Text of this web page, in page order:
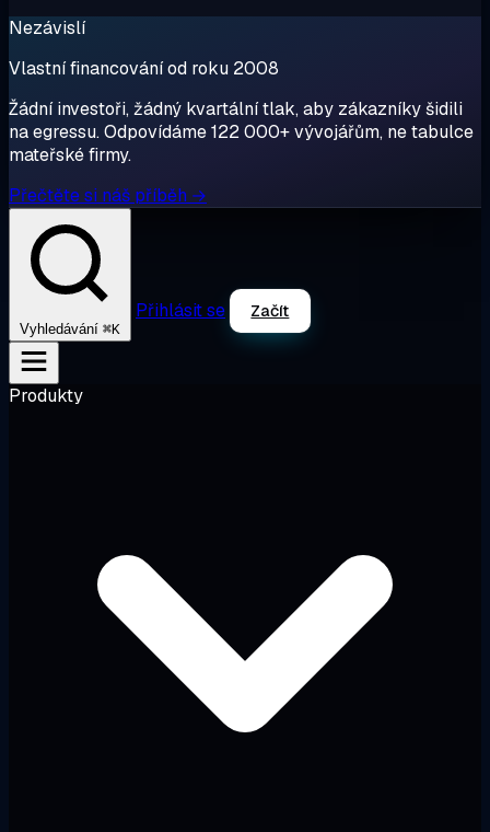
Nezávislí
Vlastní financování od roku 2008
Žádní investoři, žádný kvartální tlak, aby zákazníky šidili
na egressu. Odpovídáme 122 000+ vývojářům, ne tabulce
mateřské firmy.
Přečtěte si náš příběh →
Vyhledávání ⌘K
Přihlásit se Začít
Produkty